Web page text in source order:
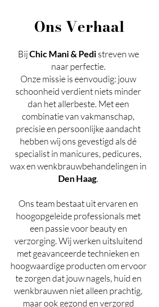
Ons Verhaal
BijChic Mani & Pedi streven we
naar perfectie.
Onze missie is eenvoudig: jouw
schoonheid verdient niets minder
dan het allerbeste. Met een
combinatie van vakmanschap,
precisie en persoonlijke aandacht
hebben wij ons gevestigd als dé
specialist in manicures, pedicures,
wax en wenkbrauwbehandelingen in
Den Haag.
Ons team bestaat uit ervaren en
hoogopgeleide professionals met
een passie voor beauty en
verzorging. Wij werken uitsluitend
met geavanceerde technieken en
hoogwaardige producten om ervoor
te zorgen dat jouw nagels, huid en
wenkbrauwen niet alleen prachtig,
maar ook gezond en verzorgd